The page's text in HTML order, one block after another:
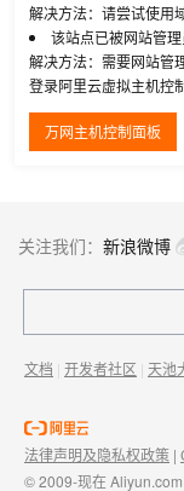
解决方法：请尝试使用
该站点已被网站管
解决方法：需要网站管
登录阿里云虚拟主机控
万网主机控制面板